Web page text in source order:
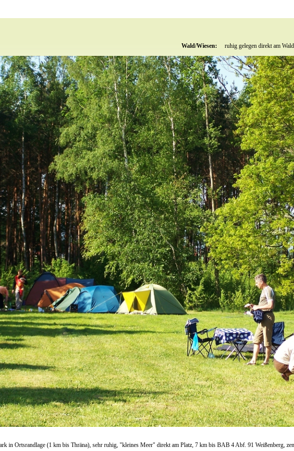
Wald/Wiesen: ruhig gelegen direkt am Wald
in Ortsrandlage (1 km bis Thräna), sehr ruhig, "kleines Meer" direkt am Platz, 7 km bis BAB 4 Abf. 91 Weißenberg,